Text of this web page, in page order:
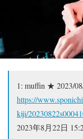
1: muffin ★ 2023/
https://
kiji/
2023年8月22日